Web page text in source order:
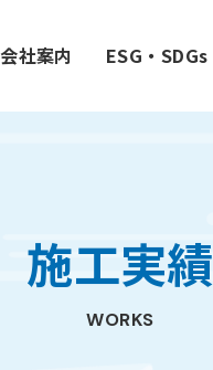
会社案内 ESG・SDGs
施工実績
WORKS